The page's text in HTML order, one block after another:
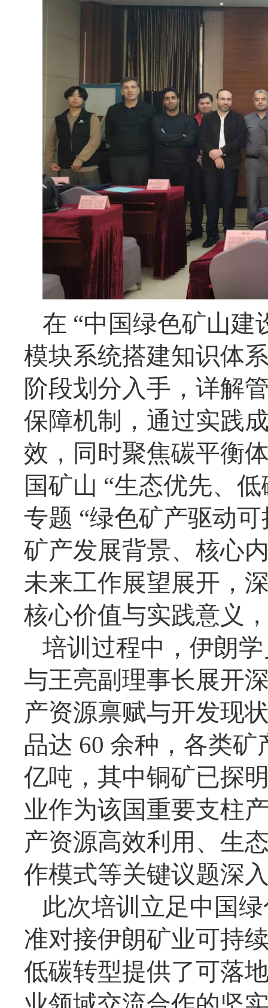
在 “中国绿色矿山建
模块系统搭建知识体
阶段划分入手，详解
保障机制，通过实践
效，同时聚焦碳平衡
国矿山 “生态优先、
专题 “绿色矿产驱动
矿产发展背景、核心
未来工作展望展开，
核心价值与实践意义
培训过程中，伊朗
与王亮副理事长展开
产资源禀赋与开发现
品达 60 余种，各类矿
亿吨，其中铜矿已探
业作为该国重要支柱
产资源高效利用、生
作模式等关键议题深
此次培训立足中国
准对接伊朗矿业可持
低碳转型提供了可落